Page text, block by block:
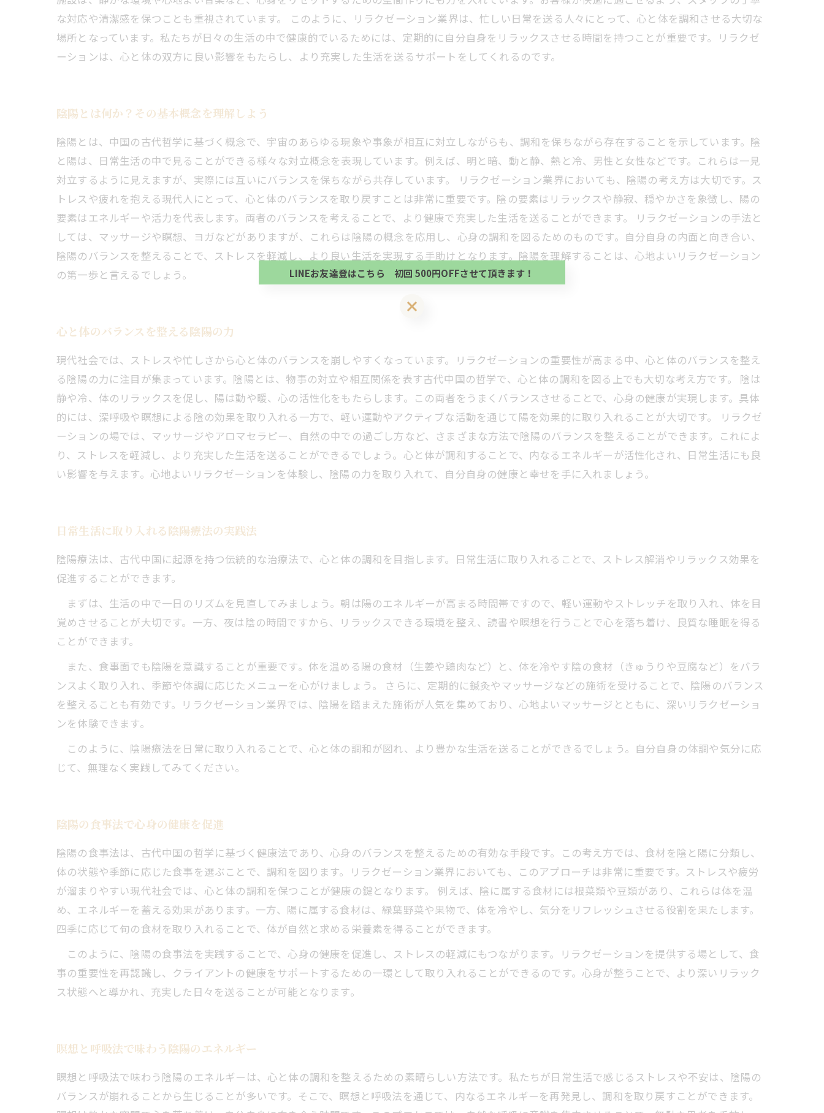
な対応や清潔感を保つことも重視されています。 このように、リラクゼーション業界は、忙しい日常を送る人々にとって、心と体を調和させる大切な
場所となっています。私たちが日々の生活の中で健康的でいるためには、定期的に自分自身をリラックスさせる時間を持つことが重要です。リラクゼ
ーションは、心と体の双方に良い影響をもたらし、より充実した生活を送るサポートをしてくれるのです。
陰陽とは何か？その基本概念を理解しよう
陰陽とは、中国の古代哲学に基づく概念で、宇宙のあらゆる現象や事象が相互に対立しながらも、調和を保ちながら存在することを示しています。陰
と陽は、日常生活の中で見ることができる様々な対立概念を表現しています。例えば、明と暗、動と静、熱と冷、男性と女性などです。これらは一見
対立するように見えますが、実際には互いにバランスを保ちながら共存しています。 リラクゼーション業界においても、陰陽の考え方は大切です。ス
トレスや疲れを抱える現代人にとって、心と体のバランスを取り戻すことは非常に重要です。陰の要素はリラックスや静寂、穏やかさを象徴し、陽の
要素はエネルギーや活力を代表します。両者のバランスを考えることで、より健康で充実した生活を送ることができます。 リラクゼーションの手法と
しては、マッサージや瞑想、ヨガなどがありますが、これらは陰陽の概念を応用し、心身の調和を図るためのものです。自分自身の内面と向き合い、
陰陽のバランスを整えることで、ストレスを軽減し、より良い生活を実現する手助けとなります。陰陽を理解することは、心地よいリラクゼーション
の第一歩と言えるでしょう。
心と体のバランスを整える陰陽の力
現代社会では、ストレスや忙しさから心と体のバランスを崩しやすくなっています。リラクゼーションの重要性が高まる中、心と体のバランスを整え
る陰陽の力に注目が集まっています。陰陽とは、物事の対立や相互関係を表す古代中国の哲学で、心と体の調和を図る上でも大切な考え方です。 陰は
静や冷、体のリラックスを促し、陽は動や暖、心の活性化をもたらします。この両者をうまくバランスさせることで、心身の健康が実現します。具体
的には、深呼吸や瞑想による陰の効果を取り入れる一方で、軽い運動やアクティブな活動を通じて陽を効果的に取り入れることが大切です。 リラクゼ
ーションの場では、マッサージやアロマセラピー、自然の中での過ごし方など、さまざまな方法で陰陽のバランスを整えることができます。これによ
り、ストレスを軽減し、より充実した生活を送ることができるでしょう。心と体が調和することで、内なるエネルギーが活性化され、日常生活にも良
い影響を与えます。心地よいリラクゼーションを体験し、陰陽の力を取り入れて、自分自身の健康と幸せを手に入れましょう。
日常生活に取り入れる陰陽療法の実践法
陰陽療法は、古代中国に起源を持つ伝統的な治療法で、心と体の調和を目指します。日常生活に取り入れることで、ストレス解消やリラックス効果を
促進することができます。
まずは、生活の中で一日のリズムを見直してみましょう。朝は陽のエネルギーが高まる時間帯ですので、軽い運動やストレッチを取り入れ、体を目
覚めさせることが大切です。一方、夜は陰の時間ですから、リラックスできる環境を整え、読書や瞑想を行うことで心を落ち着け、良質な睡眠を得る
ことができます。
また、食事面でも陰陽を意識することが重要です。体を温める陽の食材（生姜や鶏肉など）と、体を冷やす陰の食材（きゅうりや豆腐など）をバラ
ンスよく取り入れ、季節や体調に応じたメニューを心がけましょう。 さらに、定期的に鍼灸やマッサージなどの施術を受けることで、陰陽のバランス
を整えることも有効です。リラクゼーション業界では、陰陽を踏まえた施術が人気を集めており、心地よいマッサージとともに、深いリラクゼーショ
ンを体験できます。
このように、陰陽療法を日常に取り入れることで、心と体の調和が図れ、より豊かな生活を送ることができるでしょう。自分自身の体調や気分に応
じて、無理なく実践してみてください。
陰陽の食事法で心身の健康を促進
陰陽の食事法は、古代中国の哲学に基づく健康法であり、心身のバランスを整えるための有効な手段です。この考え方では、食材を陰と陽に分類し、
体の状態や季節に応じた食事を選ぶことで、調和を図ります。リラクゼーション業界においても、このアプローチは非常に重要です。ストレスや疲労
が溜まりやすい現代社会では、心と体の調和を保つことが健康の鍵となります。 例えば、陰に属する食材には根菜類や豆類があり、これらは体を温
め、エネルギーを蓄える効果があります。一方、陽に属する食材は、緑葉野菜や果物で、体を冷やし、気分をリフレッシュさせる役割を果たします。
四季に応じて旬の食材を取り入れることで、体が自然と求める栄養素を得ることができます。
このように、陰陽の食事法を実践することで、心身の健康を促進し、ストレスの軽減にもつながります。リラクゼーションを提供する場として、食
事の重要性を再認識し、クライアントの健康をサポートするための一環として取り入れることができるのです。心身が整うことで、より深いリラック
ス状態へと導かれ、充実した日々を送ることが可能となります。
瞑想と呼吸法で味わう陰陽のエネルギー
瞑想と呼吸法で味わう陰陽のエネルギーは、心と体の調和を整えるための素晴らしい方法です。私たちが日常生活で感じるストレスや不安は、陰陽の
バランスが崩れることから生じることが多いです。そこで、瞑想と呼吸法を通じて、内なるエネルギーを再発見し、調和を取り戻すことができます。
当サロンの公式LINE@にお友達登録頂いたお客様は
初回 500円OFFさせて頂きます。 既に 追加済の
方、不必要な方 お手数ですが、✖印でお閉じ下さい。
LINEお友達登はこちら 初回 500円OFFさせて頂きます！
当サロンの公式LINE@にお友達登録頂いたお客様は
初回 500円OFFさせて頂きます。 既に 追加済の
方、不必要な方 お手数ですが、✖印でお閉じ下さい。
LINEお友達登はこちら 初回 500円OFFさせて頂きます！